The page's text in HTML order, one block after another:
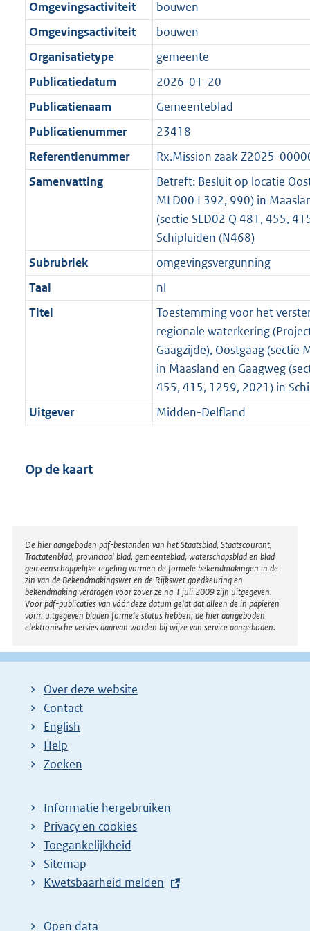
Omgevingsactiviteit
bouwen
Omgevingsactiviteit
bouwen
Organisatietype
gemeente
Publicatiedatum
2026-01-20
Publicatienaam
Gemeenteblad
Publicatienummer
23418
Referentienummer
Rx.Mission zaak Z2025-
Samenvatting
Betreft: Besluit op locatie
MLD00 I 392, 990) in
(sectie SLD02 Q 481, 455,
Schipluiden (N468)
Subrubriek
omgevingsvergunning
Taal
nl
Titel
Toestemming voor het
regionale waterkering
Gaagzijde), Oostgaag (sectie
in Maasland en Gaagweg
455, 415, 1259, 2021) in
Uitgever
Midden-Delfland
Op de kaart
Disclaimer
De hier aangeboden pdf-bestanden van het Staatsblad, Staatscourant,
Tractatenblad, provinciaal blad, gemeenteblad, waterschapsblad en blad
gemeenschappelijke regeling vormen de formele bekendmakingen in de
zin van de Bekendmakingswet en de Rijkswet goedkeuring en
bekendmaking verdragen voor zover ze na 1 juli 2009 zijn uitgegeven.
Voor pdf-publicaties van vóór deze datum geldt dat alleen de in papieren
vorm uitgegeven bladen formele status hebben; de hier aangeboden
elektronische versies daarvan worden bij wijze van service aangeboden.
Over deze website
Contact
English
Help
Zoeken
Informatie hergebruiken
Privacy en cookies
Toegankelijkheid
Sitemap
E
t
Kwetsbaarheid melden
Open data